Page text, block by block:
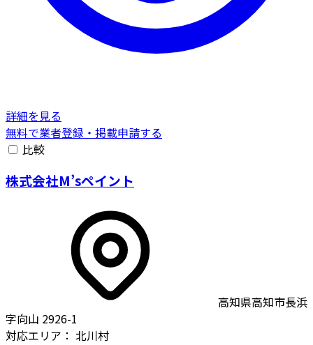
詳細を見る
無料で業者登録・掲載申請する
比較
株式会社M’sペイント
高知県高知市長浜
字向山 2926-1
対応エリア： 北川村